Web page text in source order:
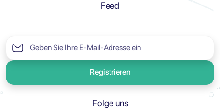
Feed
Registrieren
Folge uns